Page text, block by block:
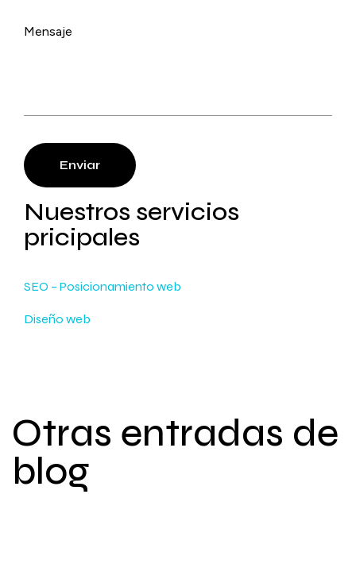
Enviar
Nuestros servicios
pricipales
SEO – Posicionamiento web
Diseño web
Otras entradas de
blog